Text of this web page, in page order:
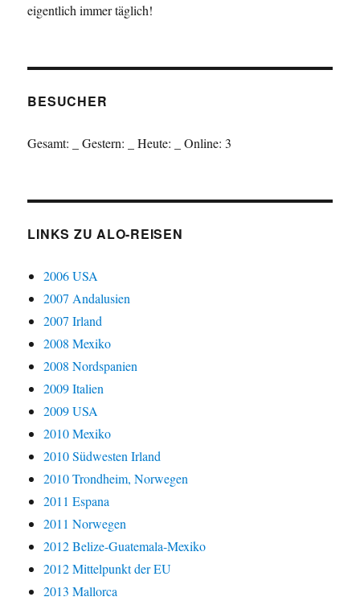
eigentlich immer täglich!
BESUCHER
Gesamt: Gestern: Heute: Online: 3
LINKS ZU ALO-REISEN
2006 USA
2007 Andalusien
2007 Irland
2008 Mexiko
2008 Nordspanien
2009 Italien
2009 USA
2010 Mexiko
2010 Südwesten Irland
2010 Trondheim, Norwegen
2011 Espana
2011 Norwegen
2012 Belize-Guatemala-Mexiko
2012 Mittelpunkt der EU
2013 Mallorca